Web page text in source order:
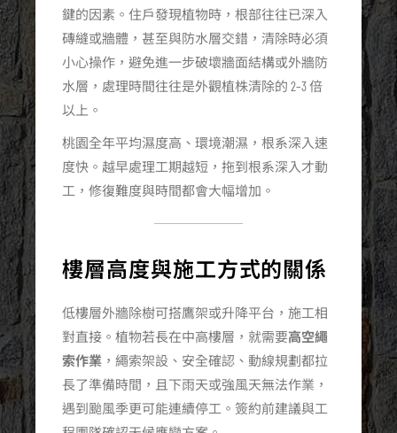
鍵的因素。住戶發現植物時，根部往往已深入
磚縫或牆體，甚至與防水層交錯，清除時必須
小心操作，避免進一步破壞牆面結構或外牆防
水層，處理時間往往是外觀植株清除的 2–3 倍
以上。
桃園全年平均濕度高、環境潮濕，根系深入速
度快。越早處理工期越短，拖到根系深入才動
工，修復難度與時間都會大幅增加。
樓層高度與施工方式的關係
低樓層外牆除樹可搭鷹架或升降平台，施工相
對直接。植物若長在中高樓層，就需要高空繩
索作業 ，繩索架設、安全確認、動線規劃都拉
長了準備時間，且下雨天或強風天無法作業，
遇到颱風季更可能連續停工。簽約前建議與工